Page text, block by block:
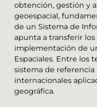
obtención, gestión y
geoespacial,
de un Sistema de
apunta a transferir
implementación de
Espaciales. Entre los
sistema de referencia
internacionales
geográfica.